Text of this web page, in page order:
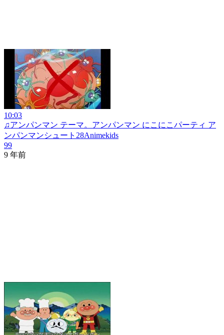
10:03
♫アンパンマン テーマ。アンパンマン にこにこパーティ ア
ンパンマンシュート28Animekids
99
9 年前